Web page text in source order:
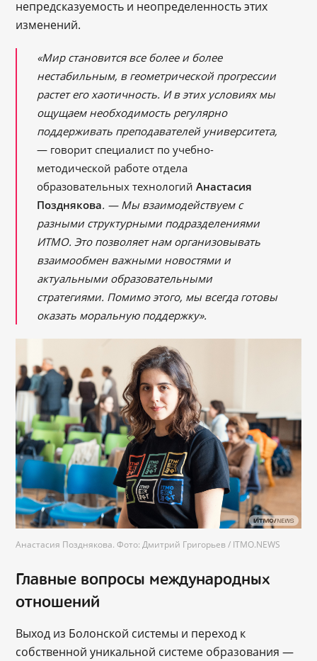
непредсказуемость и неопределенность этих
изменений.
«Мир становится все более и более
нестабильным, в геометрической прогрессии
растет его хаотичность. И в этих условиях мы
ощущаем необходимость регулярно
поддерживать преподавателей университета,
— говорит специалист по учебно-
методической работе отдела
образовательных технологий Анастасия
Позднякова. ― Мы взаимодействуем с
разными структурными подразделениями
ИТМО. Это позволяет нам организовывать
взаимообмен важными новостями и
актуальными образовательными
стратегиями. Помимо этого, мы всегда готовы
оказать моральную поддержку».
Анастасия Позднякова. Фото: Дмитрий Григорьев / ITMO.NEWS
Главные вопросы международных
отношений
Выход из Болонской системы и переход к
собственной уникальной системе образования —